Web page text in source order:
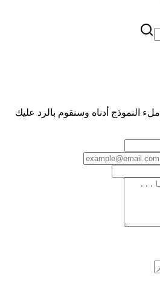
النموذج أدناه وسنقوم بالرد عليك